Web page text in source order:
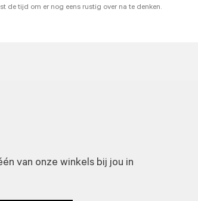
de tijd om er nog eens rustig over na te denken.
van onze winkels bij jou in